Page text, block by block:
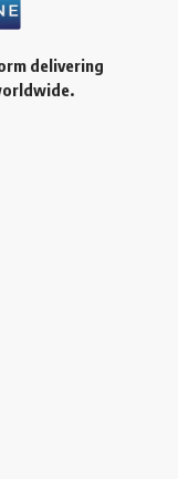
delivering